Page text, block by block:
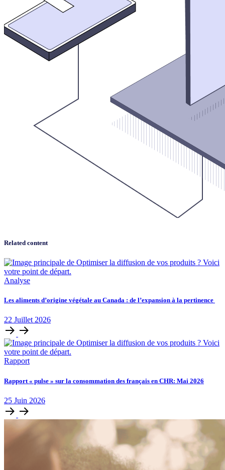
Related content
Analyse
Les aliments d’origine végétale au Canada : de l’expansion à la pertinence
22 Juillet2026
Rapport
Rapport « pulse » sur la consommation des français en CHR: Mai 2026
25 Juin 2026